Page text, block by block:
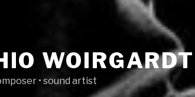
WOIRGARDT
• sound artist